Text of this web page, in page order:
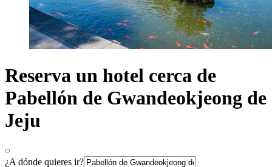
Reserva un hotel cerca de
Pabellón de Gwandeokjeong de
Jeju
¿A dónde quieres ir?